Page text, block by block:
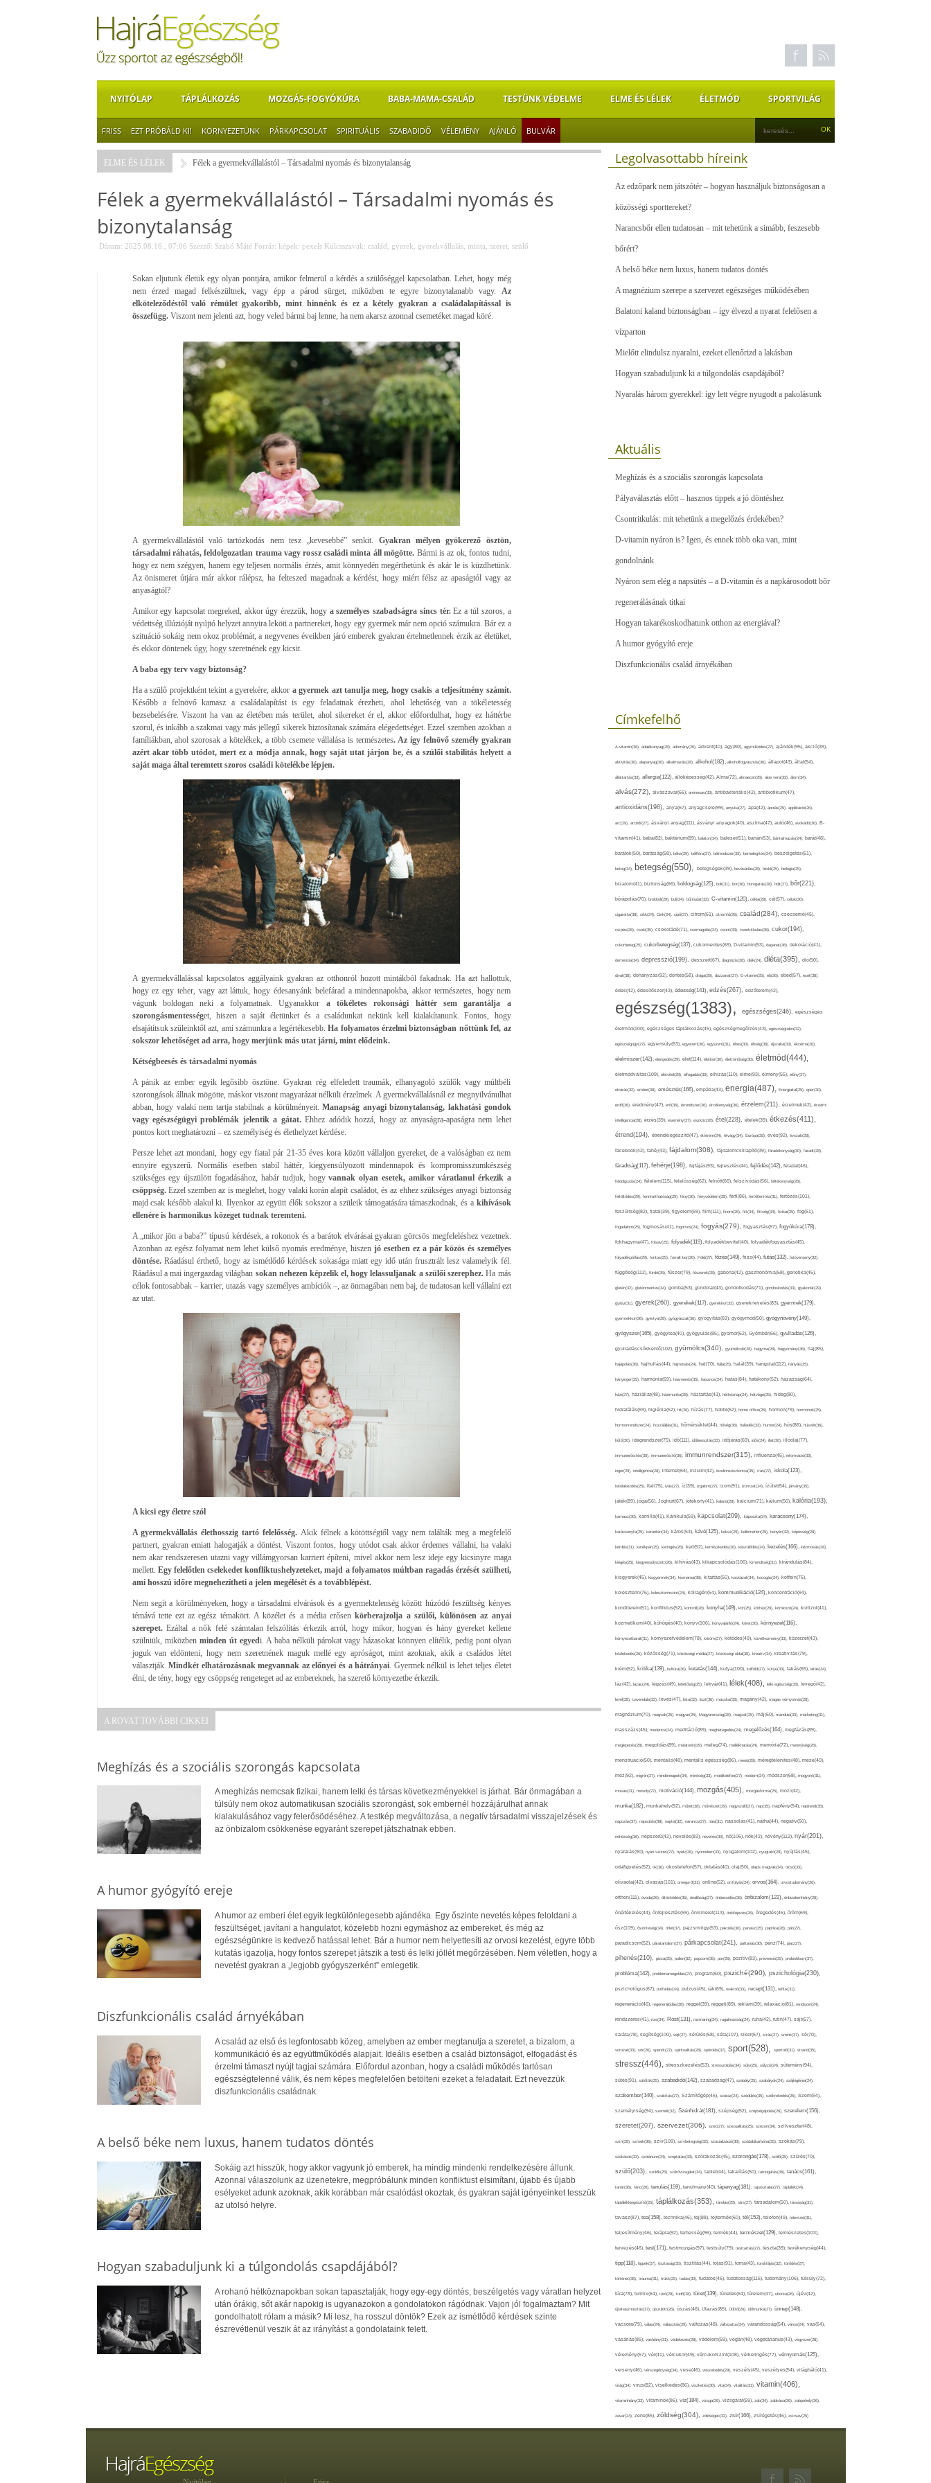
NYITÓLAP TÁPLÁLKOZÁS MOZGÁS-FOGYÓKÚRA BABA-MAMA-CSALÁD TESTÜNK VÉDELME ELME ÉS LÉLEK ÉLETMÓD SPORTVILÁG
FRISS EZT PRÓBÁLD KI! KÖRNYEZETÜNK PÁRKAPCSOLAT SPIRITUÁLIS SZABADIDŐ VÉLEMÉNY AJÁNLÓ BULVÁR
ELME ÉS LÉLEK Félek a gyermekvállalástól – Társadalmi nyomás és bizonytalanság
Félek a gyermekvállalástól – Társadalmi nyomás és
bizonytalanság
Dátum: 2025.08.16., 07:06 Szerző: Szabó Máté Forrás: képek: pexels Kulcsszavak: család gyerek gyerekvállalás, minta szeret, szülő
Sokan eljutunk életük egy olyan pontjára, amikor felmerül a kérdés a szülőséggel kapcsolatban. Lehet, hogy még
nem érzed magad felkészültnek, vagy épp a párod sürget, miközben te egyre bizonytalanabb vagy.
Az
elköteleződéstől való rémület gyakoribb, mint hinnénk és ez a kétely gyakran a családalapítással is
összefügg. Viszont nem jelenti azt, hogy veled bármi baj lenne, ha nem akarsz azonnal csemetéket magad köré.
A gyermekvállalástól való tartózkodás nem tesz „kevesebbé” senkit. Gyakran mélyen gyökerező ösztön,
társadalmi ráhatás, feldolgozatlan trauma vagy rossz családi minta áll mögötte. Bármi is az ok, fontos tudni,
hogy ez nem szégyen, hanem egy teljesen normális érzés, amit könnyedén megérthetünk és akár le is küzdhetünk.
Az önismeret útjára már akkor rálépsz, ha felteszed magadnak a kérdést, hogy miért félsz az apaságtól vagy az
anyaságtól?
Amikor egy kapcsolat megreked, akkor úgy érezzük, hogy a személyes szabadságra sincs tér.Ez a túl szoros, a
védettség illúzióját nyújtó helyzet annyira leköti a partnereket, hogy egy gyermek már nem opció számukra. Bár ez a
szituáció sokáig nem okoz problémát, a negyvenes éveikben járó emberek gyakran értelmetlennek érzik az életüket,
és ekkor döntenek úgy, hogy szeretnének egy kicsit.
A baba egy terv vagy biztonság?
Ha a szülő projektként tekint a gyerekére, akkor a gyermek azt tanulja meg, hogy csakis a teljesítmény számít.
Később a felnövő kamasz a családalapítást is egy feladatnak érezheti, ahol lehetőség van a tökéletesség
bezsebelésére. Viszont ha van az életében más terület, ahol sikereket ér el, akkor előfordulhat, hogy ez háttérbe
szorul, és inkább a szakmai vagy más jellegű sikerek biztosítanak számára elégedettséget. Ezzel szemben azokban a
famíliákban, ahol szorosak a kötelékek, a több csemete vállalása is természetes. Az így felnövő személy gyakran
azért akar több utódot, mert ez a módja annak, hogy saját utat járjon be, és a szülői stabilitás helyett a
saját maga által teremtett szoros családi kötelékbe lépjen.
A gyermekvállalással kapcsolatos aggályaink gyakran az otthonról hozott mintákból fakadnak. Ha azt hallottuk,
hogy ez egy teher, vagy azt láttuk, hogy édesanyánk belefárad a mindennapokba, akkor természetes, hogy nem
vágunk boldogan neki a folyamatnak. Ugyanakkor a tökéletes rokonsági háttér sem garantálja a
szorongásmentességet, hiszen a saját életünket és a családunkat nekünk kell kialakítanunk. Fontos, hogy
elsajátítsuk szüleinktől azt, ami számunkra a legértékesebb.Ha folyamatos érzelmi biztonságban nőttünk fel, az
sokszor lehetőséget ad arra, hogy merjünk más utat járni, mint elődeink.
Kétségbeesés és társadalmi nyomás
A pánik az ember egyik legősibb ösztöne. Gyakran rég elfeledett traumák, elhanyagoló szülők vagy múltbéli
szorongások állnak mögötte, máskor viszont magyarázat nélküli érzelmek. A gyermekvállalásnál ez megnyilvánulhat
abban, hogy valaki nem tartja stabilnak a körülményeit. Manapság anyagi bizonytalanság, lakhatási gondok
vagy egészségügyi problémák jelentik a gátat.Ehhez adódik hozzá, hogy az anyaságra-apaságra nem lehet
pontos kort meghatározni – ez személyiség és élethelyzet kérdése.
Persze lehet azt mondani, hogy egy fiatal pár 21-35 éves kora között vállaljon gyereket, de a valóságban ez nem
ennyire egyszerű. Normális esetben stabil háttér, kiegyensúlyozott mindennapok és kompromisszumkészség
szükséges egy újszülött fogadásához, habár tudjuk, hogyvannak olyan esetek, amikor váratlanul érkezik a
csöppség.Ezzel szemben az is meglehet, hogy valaki korán alapít családot, és az ehhez szükséges anyagi biztonság
majd csak később alakul ki. Ilyenkor az együtt élők sokszor a szüleik támogatására támaszkodnak, és a kihívások
ellenére is harmonikus közeget tudnak teremteni.
A „mikor jön a baba?” típusú kérdések, a rokonok és a barátok elvárásai gyakran görcsös megfeleléshez vezetnek.
Azonban az egész folyamat nem lehet külső nyomás eredménye, hiszenjó esetben ez a pár közös és személyes
döntése.Ráadásul érthető, hogy az ismétlődő kérdések sokasága miatt egy idő után frusztrált lesz valamelyik fél.
Ráadásul a mai ingergazdag világban sokan nehezen képzelik el, hogy lelassuljanak a szülői szerephez. Ha más
célok fontosabbak – karrier, utazás vagy személyes ambíciók –, az önmagában nem baj, de tudatosan kell vállalni ezt
az utat.
A kicsi egy életre szól
A gyermekvállalás élethosszig tartó felelősség. Akik félnek a kötöttségtől vagy nem találták meg a megfelelő
partnert, gyakran emiatt halogatják a döntést. Viszont fontos, hogy utódot csak akkor érdemes vállalni, ha valaki
nem akar rendszeresen utazni vagy villámgyorsan karriert építeni, mivel akkor nem lesz ideje egy kicsinyre maga
mellett. Egy felelőtlen cselekedet konfliktushelyzeteket, majd a folyamatos múltban ragadás érzését szülheti,
ami hosszú időre megnehezítheti a jelen megélését és a továbblépést.
Nem segít a körülményeken, hogy a társadalmi elvárások és a gyermektelenség között húzódó feszültség kényes
témává tette ezt az egész témakört. A közélet és a média erősenkörberajzolja a szülői, különösen az anyai
szerepet.Ezáltal a nők felé számtalan felszólítás érkezik arról, hogy mikor, hogyan és hány gyereket kellene
szülniük, miközben minden út egyedi. A baba nélküli párokat vagy házasokat könnyen elítélik, pedig pont olyan
joguk van eldönteni, hogy nem szeretnének maguk mellé egy apróságot, mint azoknak, akik a családos létet
választják.Mindkét elhatározásnak megvannak az előnyei és a hátrányai . Gyermek nélkül is lehet teljes életet
élni, de tény, hogy egy csöppség rengeteget ad az embereknek, ha szerető környezetbe érkezik.
A ROVAT TOVÁBBI CIKKEI
Meghízás és a szociális szorongás kapcsolata
A meghízás nemcsak fizikai, hanem lelki és társas következményekkel is járhat. Bár önmagában a
túlsúly nem okoz automatikusan szociális szorongást, sok embernél hozzájárulhat annak
kialakulásához vagy felerősödéséhez. A testkép megváltozása, a negatív társadalmi visszajelzések és
az önbizalom csökkenése egyaránt szerepet játszhatnak ebben.
A humor gyógyító ereje
A humor az emberi élet egyik legkülönlegesebb ajándéka. Egy őszinte nevetés képes feloldani a
feszültséget, javítani a hangulatot, közelebb hozni egymáshoz az embereket, és még az
egészségünkre is kedvező hatással lehet. Bár a humor nem helyettesíti az orvosi kezelést, egyre több
kutatás igazolja, hogy fontos szerepet játszik a testi és lelki jóllét megőrzésében. Nem véletlen, hogy a
nevetést gyakran a „legjobb gyógyszerként” emlegetik.
Diszfunkcionális család árnyékában
A család az első és legfontosabb közeg, amelyben az ember megtanulja a szeretet, a bizalom, a
kommunikáció és az együttműködés alapjait. Ideális esetben a család biztonságot, elfogadást és
érzelmi támaszt nyújt tagjai számára. Előfordul azonban, hogy a családi működés tartósan
egészségtelenné válik, és nem képes megfelelően betölteni ezeket a feladatait. Ezt nevezzük
diszfunkcionális családnak.
A belső béke nem luxus, hanem tudatos döntés
Sokáig azt hisszük, hogy akkor vagyunk jó emberek, ha mindig mindenki rendelkezésére állunk.
Azonnal válaszolunk az üzenetekre, megpróbálunk minden konfliktust elsimítani, újabb és újabb
esélyeket adunk azoknak, akik korábban már csalódást okoztak, és gyakran saját igényeinket tesszük
az utolsó helyre.
Hogyan szabaduljunk ki a túlgondolás csapdájából?
A rohanó hétköznapokban sokan tapasztalják, hogy egy-egy döntés, beszélgetés vagy váratlan helyzet
után órákig, sőt akár napokig is ugyanazokon a gondolatokon rágódnak. Vajon jól fogalmaztam? Mit
gondolhatott rólam a másik? Mi lesz, ha rosszul döntök? Ezek az ismétlődő kérdések szinte
észrevétlenül veszik át az irányítást a gondolataink felett.
Legolvasottabb híreink
Az edzőpark nem játszótér – hogyan használjuk biztonságosan a
közösségi sporttereket?
Narancsbőr ellen tudatosan – mit tehetünk a simább, feszesebb
bőrért?
A belső béke nem luxus, hanem tudatos döntés
A magnézium szerepe a szervezet egészséges működésében
Balatoni kaland biztonságban – így élvezd a nyarat felelősen a
vízparton
Mielőtt elindulsz nyaralni, ezeket ellenőrizd a lakásban
Hogyan szabaduljunk ki a túlgondolás csapdájából?
Nyaralás három gyerekkel: így lett végre nyugodt a pakolásunk
Aktuális
Meghízás és a szociális szorongás kapcsolata
Pályaválasztás előtt – hasznos tippek a jó döntéshez
Csontritkulás: mit tehetünk a megelőzés érdekében?
D-vitamin nyáron is? Igen, és ennek több oka van, mint
gondolnánk
Nyáron sem elég a napsütés – a D-vitamin és a napkárosodott bőr
regenerálásának titkai
Hogyan takarékoskodhatunk otthon az energiával?
A humor gyógyító ereje
Diszfunkcionális család árnyékában
Címkefelhő
A-vitamin(36), adalékanyag(28), adomány(26), advent(40), agy(80), agyműködés(27), ajándék(95), akció(39),
aktivitás(30), alapanyag(30), alkalmazás(28), alkohol(182), alkoholfogyasztás(36), állapot(43), állat(54),
állattartás(33), allergia(122), állóképesség(42), Alma(72), almaecet(26), aloe vera(33), álom(34),
alvás(272), alvászavar(66), aminosav(33), antibakteriális(42), antibiotikum(47),
antioxidáns(198), anya(67), anyagcsere(99), anyuka(27), apa(42), ápolás(29), applikáció(26),
arc(29), arcbőr(27), ásványi anyag(111), ásványi anyagok(40), asztma(47), autó(46), avokádó(36), B-
vitamin(41), baba(82), baktérium(89), balaton(34), baleset(51), banán(53), bántalmazás(24), barát(48),
barátok(50), barátság(58), béke(29), bélflóra(37), bélrendszer(33), bemelegítés(24), beszélgetés(61),
beteg(34), betegség(550), betegségek(39), bevásárlás(28), bicikli(25), biológia(25),
bizalom(41), biztonság(66), boldogság(125), bolt(31), bor(36), borogatás(28), böjt(27), bőr(221),
bőrápolás(70), brokkoli(29), buli(24), bűntudat(32), C-vitamin(120), cékla(28), cél(57), célok(30),
cigaretta(38), cikk(24), Cink(24), cipő(37), citrom(61), citromfű(26), család(284), csecsemő(45),
csípés(26), csoki(35), csokoládé(71), csomagolás(24), csont(33), csontritkulás(36), cukor(194),
cukorbeteg(25), cukorbetegség(137), cukormentes(69), D-vitamin(53), daganat(36), dekoráció(41),
demencia(34), depresszió(199), desszert(67), diagnózis(28), diák(24), diéta(395), dió(50),
divat(38), dohányzás(92), döntés(58), drága(26), duzzanat(27), E-vitamin(25), eb(26), ebéd(57), ecet(38),
édes(42), édesítőszer(43), édesség(141), edzés(267), edzőterem(42),
egészség(1383), egészséges(246), egészséges
életmód(100), egészséges táplálkozás(45), egészségmegőrzés(43), egészségtelen(32),
egészségügy(27), egyensúly(63), egyetem(30), egyszerű(31), éhes(30), éhség(38), éjszaka(33), ekcéma(26),
élelmiszer(142), elengedés(29), élet(114), életkor(30), életminőség(30), életmód(444),
életmódváltás(109), életvitel(28), elfogadás(30), elhízás(110), elme(93), élmény(55), előny(37),
elvárás(32), ember(38), emésztés(166), empátia(43), energia(487), Energiaital(29), eper(30),
erdő(36), eredmény(47), erő(36), érrendszer(36), érzékenység(36), érzelem(211), érzelmek(42), érzelmi
intelligencia(28), érzés(39), esemény(27), eszköz(28), étel(228), ételek(39), étkezés(411),
étrend(194), étrendkiegészítő(47), étterem(24), étvágy(34), Európa(28), evés(92), évszak(28),
facebook(42), fahéj(43), fájdalom(308), fájdalomcsillapító(39), fáradékonyság(30), fáradt(28),
fáradtság(117), fehérje(198), fejfájás(93), fejlesztés(44), fejlődés(142), feladat(46),
feldolgozás(24), félelem(115), felelősség(62), felnőtt(66), felszívódás(56), féltékenység(26),
feltöltődés(29), fenntarthatóság(29), fény(36), fényvédelem(28), férfi(86), fertőtlenítés(31), fertőzés(101),
feszültség(82), fiatal(39), figyelem(69), film(111), finom(26), fitt(34), fittség(34), fizikai(25), fog(51),
fogadalom(25), fogmosás(41), fogorvos(24), fogyás(279), fogyasztás(67), fogyókúra(178),
fokhagyma(47), folsav(25), folyadék(119), folyadékbevitel(40), folyadékfogyasztás(45),
folyadékpótlás(29), fontos(25), forralt bor(26), Föld(27), főzés(149), friss(44), futás(132), futóverseny(32),
függőség(112), fürdő(26), fűszer(79), fűszerek(28), gabona(42), gasztronómia(58), genetika(45),
glutén(32), gluténmentes(34), gomba(53), gondolat(43), gondolkodás(71), gondoskodás(33), gyakorlat(29),
gyász(31), gyerek(260), gyerekek(117), gyerekkor(32), gyereknevelés(83), gyermek(179),
gyermekkor(36), gyertya(28), gyógyászat(36), gyógyítás(69), gyógymód(50), gyógynövény(149),
gyógyszer(165), gyógytea(40), gyógyulás(85), gyomor(62), Gyömbér(66), gyulladás(126),
gyulladáscsökkentő(102), gyümölcs(340), gyümölcslé(28), hagyma(28), hagyomány(36), haj(85),
hajápolás(36), hajhullás(44), hajmosás(24), hal(70), hála(25), halál(39), hangulat(112), hányás(25),
hányinger(25), harmónia(69), hasmenés(35), hasznos(24), hatás(84), hatékony(52), házasság(64),
házi(27), háziállat(48), házimunka(28), háztartás(43), hétköznap(24), hétvége(25), hideg(80),
hidratálás(69), higiénia(52), hit(26), hízás(77), hobbi(62), home office(26), hormon(79), hormonok(25),
hormonrendszer(24), hozzáállás(31), hőmérséklet(44), hőség(36), hulladék(33), humor(24), hús(86), húsvét(36),
hűtő(30), idegrendszer(75), idő(111), időbeosztás(32), időjárás(69), idős(24), illat(30), illóolaj(77),
immunerősítés(30), immunerősítő(36), immunrendszer(315), influenza(45), információ(33),
inger(29), intelligencia(28), internet(64), inzulin(42), inzulinrezisztencia(35), írás(27), iskola(123),
iskolakezdés(25), ital(75), ivás(27), íz(39), izgalom(27), izom(91), izomzat(24), ízület(54), járvány(35),
játék(89), jóga(56), Joghurt(67), jótékony(41), kaland(28), kalcium(71), kálium(50), kalória(193),
kamasz(30), kamilla(41), Kánikula(59), kapcsolat(209), káposzta(24), karácsony(174),
karácsonyfa(25), karantén(34), káros(53), kávé(125), keksz(29), kellemetlen(29), kenyér(32), képesség(28),
kérdés(31), kerékpár(25), keringés(26), kert(52), kertészkedés(26), készülődés(24), kezelés(166), kézmosás(28),
kiégés(25), kiegyensúlyozott(26), kihívás(43), kikapcsolódás(106), kimerültség(31), kirándulás(84),
kisgyerek(45), kisgyermek(34), kismama(38), kitartás(50), kockázat(34), kocogás(24), koffein(76),
koleszterin(76), koleszterinszint(24), kollagén(54), kommunikáció(124), koncentráció(94),
konditerem(51), konfliktus(52), kontroll(28), konyha(149), kór(25), kórház(29), kórokozó(24), kortizol(41),
kozmetikum(40), köhögés(40), könyv(106), könyvajánló(24), köret(30), környezet(116),
környezetbarát(31), környezetvédelem(78), köröm(27), kötődés(49), következmény(33), közérzet(43),
közlekedés(26), közösség(71), közösségi média(27), közösségi oldal(38), kreatív(34), kreativitás(79),
krém(62), kritika(139), kultúra(36), kutatás(144), kutya(100), külföld(27), kütyü(33), lakás(65), látás(34),
láz(42), lazac(24), légzés(49), lehetőség(25), lekvár(41), lélek(408), lelki egészség(33), levegő(42),
levél(28), Levendula(32), leves(47), lista(32), liszt(36), macska(33), magány(42), magas vérnyomás(28),
magnézium(70), magvak(25), magyar(25), Magyarország(28), magzat(25), máj(60), mandula(33), marketing(31),
masszázs(45), medence(24), meditáció(89), megbetegedés(24), megelőzés(164), megfázás(89),
meglepetés(28), megoldás(89), melatonin(29), meleg(74), mellékhatás(24), memória(72), mennyiség(26),
menstruáció(50), mentális(48), mentális egészség(86), menü(28), méregtelenítés(48), mese(40),
méz(92), migrén(27), mindennapok(34), minőség(33), mobiltelefon(27), modern(24), módszer(68), mogyoró(31),
mosás(31), mosoly(27), motiváció(144), mozgás(405), mozgásforma(25), mozi(42),
munka(182), munkahely(92), műtét(38), művészet(29), nagyszülő(27), nap(35), napfény(54), napirend(35),
napozás(37), napsütés(38), naptej(32), narancs(27), nasi(31), nassolás(41), nátha(44), negatív(50),
nehézség(36), népszerű(42), nevelés(83), nevetés(30), nő(106), nők(42), növény(112), nyár(201),
nyaralás(90), nyári szünet(27), nyelv(26), nyomelem(33), nyugalom(102), nyugtató(29), nyújtás(45),
odafigyelés(52), ok(36), okostelefon(57), oktatás(40), olaj(50), olajos magvak(34), olcsó(33),
olívaolaj(42), olvasás(101), omega-3(31), online(52), orrfolyás(24), orvos(164), orvostudomány(26),
otthon(111), óvoda(26), öltözködés(35), önállóság(27), önbecsülés(36), önbizalom(122), önbizalomhiány(28),
önértékelés(44), önfejlesztés(59), önismeret(113), önkifejezés(26), öregedés(46), öröm(69),
ősz(109), őszinteség(34), ötlet(37), pajzsmirigy(53), pakolás(30), panasz(25), paprika(28), pár(27),
paradicsom(52), páratartalom(27), párkapcsolat(241), pattanás(30), pénz(74), piac(27),
pihenés(210), pizza(25), pollen(32), popcorn(35), por(26), pozitív(83), prevenció(25), probiotikum(37),
probléma(142), problémamegoldás(27), program(60), psziché(290), pszichológia(230),
pszichológus(67), puffadás(34), pulzus(45), rák(69), reakció(33), recept(131), reflux(31),
regeneráció(46), regenerálódás(28), reggel(39), reggeli(89), reklám(39), relaxáció(81), rendszer(24),
rendszeres(41), rizs(34), Rost(131), rozmaring(24), rugalmasság(24), ruha(42), rutin(47), sajt(67),
saláta(78), segítség(100), sejt(27), sérülés(58), séta(107), siker(67), sírás(27), smink(37), só(70),
sorozat(33), sör(26), spenót(27), spiritualitás(28), spórolás(37), sport(528), sportoló(31), strand(35),
stressz(446), stresszkezelés(53), stresszoldás(34), súly(25), súlyzó(24), sütemény(94),
sütés(91), sütőtök(25), szabadidő(142), szabadság(47), szabály(25), szabályok(24), szájhigiénia(24),
szakember(140), szakítás(27), Számítógép(46), száraz(24), szédülés(35), székrekedés(25), Szem(54),
személyiség(94), szemét(32), Szénhidrát(181), szépség(52), szépségápolás(26), szerelem(156),
szeretet(207), szervezet(306), szex(27), szexualitás(25), szezon(34), szilveszter(48),
szín(28), színek(36), szív(109), szívbetegség(32), szocializáció(30), szódabikarbóna(35), szokás(79),
szokások(33), szolárium(24), szoptatás(33), szórakozás(45), szorongás(178), szőlő(25), szülés(70),
szülő(203), szülők(25), szűrővizsgálat(34), tablet(44), takarítás(50), támogatás(36), tanács(161),
tanár(36), tánc(26), tanulás(159), tanulmány(40), tápanyag(181), tapasztalat(27), táplálék(34),
táplálékkiegészítő(25), táplálkozás(353), tárolás(29), társ(27), társadalom(50), társaság(31),
tavasz(87), tea(158), technika(46), tej(88), tejtermék(60), tél(153), telefon(49), televízió(31),
teljesítmény(46), terápia(92), terhesség(96), termék(44), természet(129), természetes(103),
tervezés(46), test(171), testmozgás(97), testsúly(79), testtartás(27), tészta(39), tevékenység(44),
tipp(118), tippek(27), tisztaság(35), tisztítás(44), tojás(91), torna(43), torokfájás(32), törődés(27),
történet(38), trauma(31), trükk(25), tudás(30), tudatos(46), tudatosság(115), tudomány(106), túlsúly(72),
túra(78), turmix(64), túró(29), tüdő(28), tünet(139), tünetek(64), türelem(47), uborka(26), újév(42),
újrahasznosítás(37), újszülött(26), úszás(46), Utazás(85), Üdítő(26), ülőmunka(27), ünnep(148),
vacsora(79), válás(24), választás(29), változás(48), változatos(24), várandósság(54), város(24), vas(64),
vásárlás(85), vashiány(31), védekezés(28), védelem(59), vegán(48), vegetáriánus(43), vegyszer(28),
vélemény(57), vér(41), vércukor(49), vércukorszint(108), vérkeringés(77), vérnyomás(125),
verseny(46), vérszegénység(34), vese(46), veszekedés(29), veszély(45), veszélyes(54), világháló(41),
virág(34), vírus(82), viselkedés(86), viszketés(30), vita(34), vitalitás(31), vitamin(406),
vitaminhiány(33), vitaminok(86), víz(184), vizsga(26), vizsgálat(59), zab(34), zabkása(36), zabpehely(36),
zavar(24), zene(85), zöldség(304), zöldségek(32), zsír(166), zsírégetés(46), zsírsav(25)